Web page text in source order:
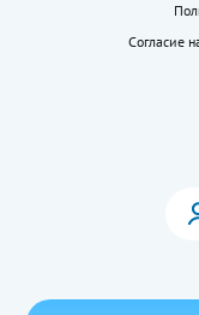
Согласие